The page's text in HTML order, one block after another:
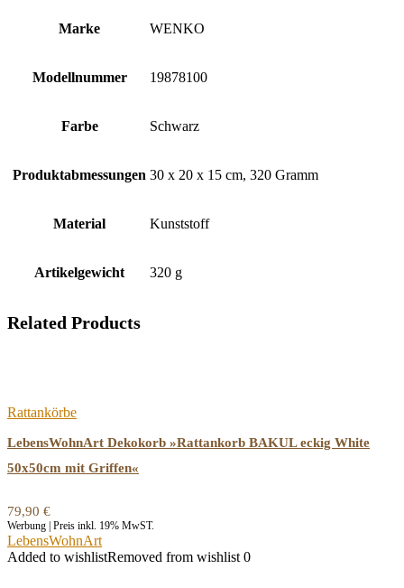
Marke ‎WENKO
Modellnummer ‎19878100
Farbe ‎Schwarz
Produktabmessungen ‎30 x 20 x 15 cm, 320 Gramm
Material ‎Kunststoff
Artikelgewicht ‎320 g
Related Products
Rattankörbe
LebensWohnArt Dekokorb »Rattankorb BAKUL eckig White
50x50cm mit Griffen«
79,90 €
Werbung | Preis inkl. 19% MwST.
LebensWohnArt
Added to wishlistRemoved from wishlist 0